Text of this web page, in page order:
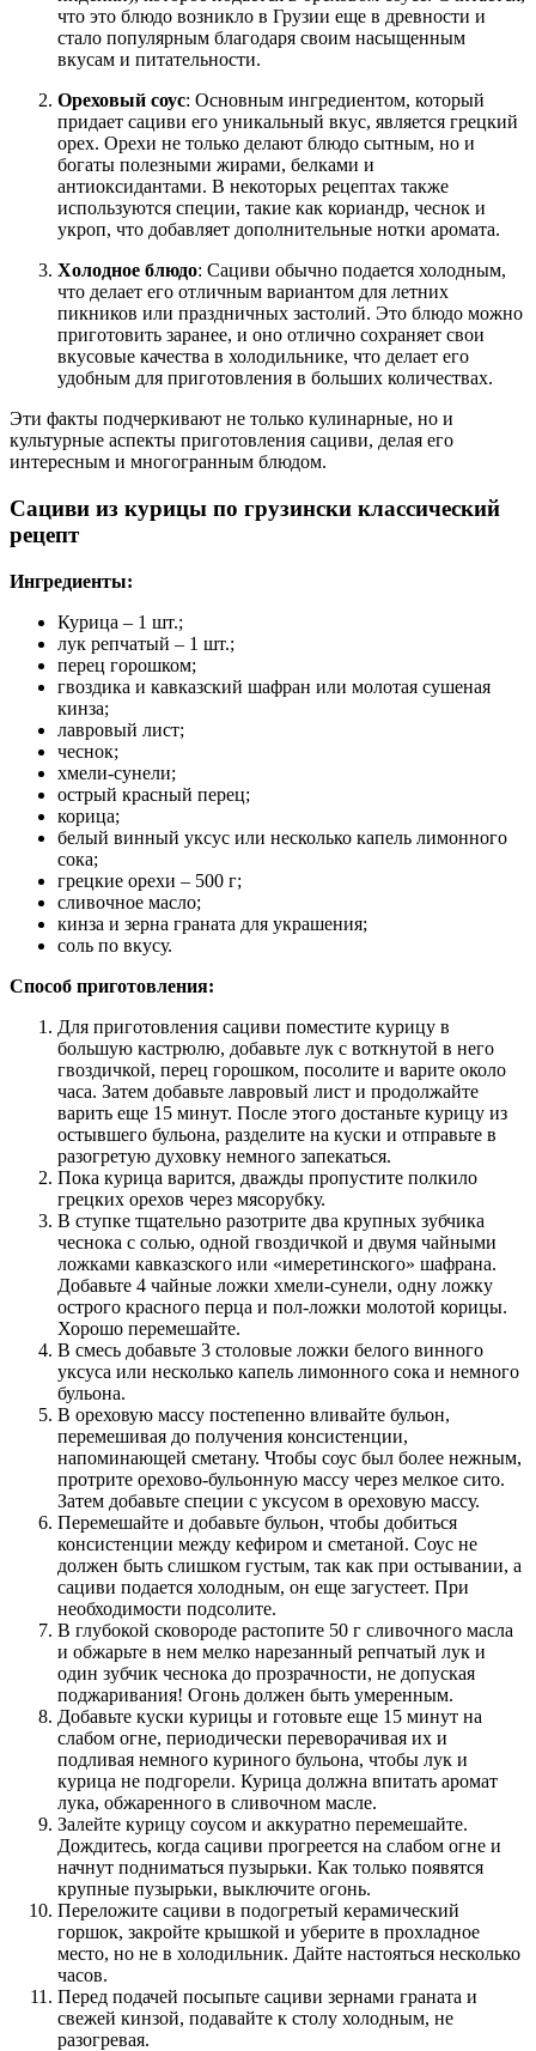
что это блюдо возникло в Грузии еще в древности и
стало популярным благодаря своим насыщенным
вкусам и питательности.
Ореховый соус: Основным ингредиентом, который
придает сациви его уникальный вкус, является грецкий
орех. Орехи не только делают блюдо сытным, но и
богаты полезными жирами, белками и
антиоксидантами. В некоторых рецептах также
используются специи, такие как кориандр, чеснок и
укроп, что добавляет дополнительные нотки аромата.
Холодное блюдо: Сациви обычно подается холодным,
что делает его отличным вариантом для летних
пикников или праздничных застолий. Это блюдо можно
приготовить заранее, и оно отлично сохраняет свои
вкусовые качества в холодильнике, что делает его
удобным для приготовления в больших количествах.
Эти факты подчеркивают не только кулинарные, но и
культурные аспекты приготовления сациви, делая его
интересным и многогранным блюдом.
Сациви из курицы по грузински классический
рецепт
Ингредиенты:
Курица – 1 шт.;
лук репчатый – 1 шт.;
перец горошком;
гвоздика и кавказский шафран или молотая сушеная
кинза;
лавровый лист;
чеснок;
хмели-сунели;
острый красный перец;
корица;
белый винный уксус или несколько капель лимонного
сока;
грецкие орехи – 500 г;
сливочное масло;
кинза и зерна граната для украшения;
соль по вкусу.
Способ приготовления:
Для приготовления сациви поместите курицу в
большую кастрюлю, добавьте лук с воткнутой в него
гвоздичкой, перец горошком, посолите и варите около
часа. Затем добавьте лавровый лист и продолжайте
варить еще 15 минут. После этого достаньте курицу из
остывшего бульона, разделите на куски и отправьте в
разогретую духовку немного запекаться.
Пока курица варится, дважды пропустите полкило
грецких орехов через мясорубку.
В ступке тщательно разотрите два крупных зубчика
чеснока с солью, одной гвоздичкой и двумя чайными
ложками кавказского или «имеретинского» шафрана.
Добавьте 4 чайные ложки хмели-сунели, одну ложку
острого красного перца и пол-ложки молотой корицы.
Хорошо перемешайте.
В смесь добавьте 3 столовые ложки белого винного
уксуса или несколько капель лимонного сока и немного
бульона.
В ореховую массу постепенно вливайте бульон,
перемешивая до получения консистенции,
напоминающей сметану. Чтобы соус был более нежным,
протрите орехово-бульонную массу через мелкое сито.
Затем добавьте специи с уксусом в ореховую массу.
Перемешайте и добавьте бульон, чтобы добиться
консистенции между кефиром и сметаной. Соус не
должен быть слишком густым, так как при остывании, а
сациви подается холодным, он еще загустеет. При
необходимости подсолите.
В глубокой сковороде растопите 50 г сливочного масла
и обжарьте в нем мелко нарезанный репчатый лук и
один зубчик чеснока до прозрачности, не допуская
поджаривания! Огонь должен быть умеренным.
Добавьте куски курицы и готовьте еще 15 минут на
слабом огне, периодически переворачивая их и
подливая немного куриного бульона, чтобы лук и
курица не подгорели. Курица должна впитать аромат
лука, обжаренного в сливочном масле.
Залейте курицу соусом и аккуратно перемешайте.
Дождитесь, когда сациви прогреется на слабом огне и
начнут подниматься пузырьки. Как только появятся
крупные пузырьки, выключите огонь.
Переложите сациви в подогретый керамический
горшок, закройте крышкой и уберите в прохладное
место, но не в холодильник. Дайте настояться несколько
часов.
Перед подачей посыпьте сациви зернами граната и
свежей кинзой, подавайте к столу холодным, не
разогревая.